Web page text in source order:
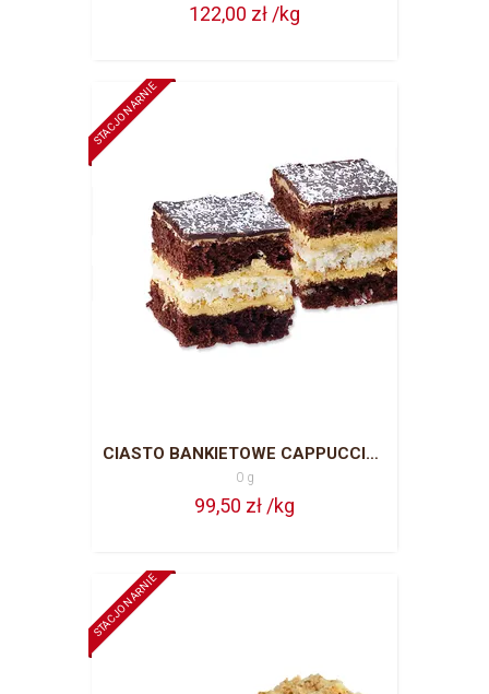
122,00 zł /kg
STACJONARNIE
CIASTO BANKIETOWE CAPPUCCINO CAŁA BLACHA = 63 PORCJE
0 g
99,50 zł /kg
STACJONARNIE